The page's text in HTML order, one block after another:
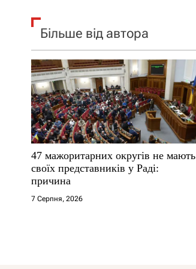
Більше від автора
47 мажоритарних округів не мають
своїх представників у Раді:
причина
7 Серпня, 2026